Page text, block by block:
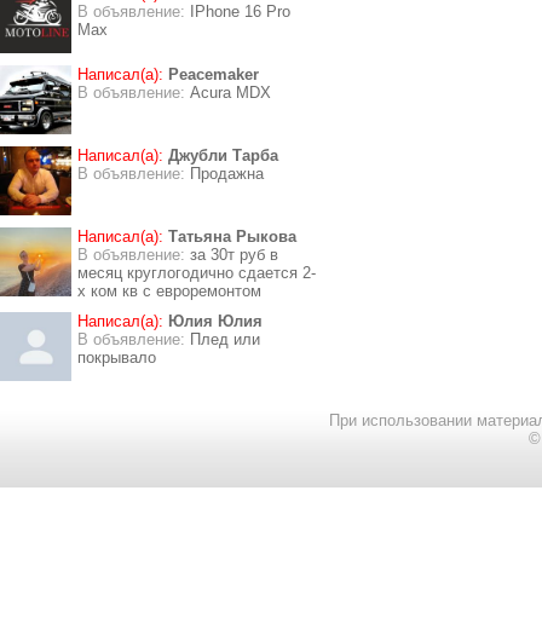
В объявление:
IPhone 16 Pro
Max
Написал(а): Peacemaker
В объявление: Acura MDX
Написал(а): Джубли Тарба
В объявление: Продажна
Написал(а): Татьяна Рыкова
В объявление: за 30т руб в
месяц круглогодично сдается 2-
х ком кв с евроремонтом
Написал(а): Юлия Юлия
В объявление: Плед или
покрывало
При использовании